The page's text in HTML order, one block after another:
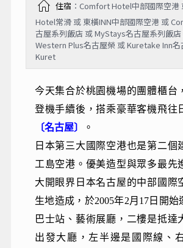
住宿 ：Comfort Hotel中部國際空港
Hotel常滑 或 東橫INN中部國際空港 或
古屋系列飯店 或 MyStays名古屋系列飯
Western Plus名古屋榮 或 Kuretake Inn
Kuret
今天集合於桃園機場的團體櫃台
登機手續後，搭乘豪華客機飛往
〔名古屋〕
。
日本第三大國際空港也是第二個
工島空港。優美造型與眾多最先
大開眼界日本名古屋的中部國際
生地造成，於2005年2月17日開始
巴士站、藝術展廳，二樓是抵達
出發大廳，左半邊是國際線、